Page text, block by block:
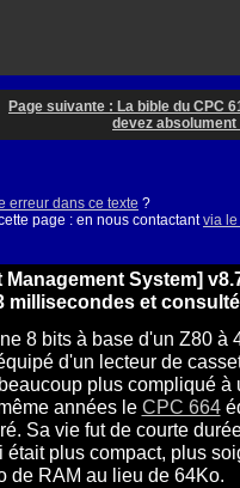
Page suivante : La bible du CPC
devez
erreur dans ce texte ?
page : en nous contactantvia le
System]
millisecondes et
8 bits à base d'un Z80 à
d'un lecteur de
plus compliqué à
années le CPC 664
Sa vie fut de courte
était plus compact, plus
de RAM au lieu de 64Ko.